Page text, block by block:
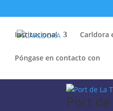
Institucional Carldora
Póngase en contacto con
Port